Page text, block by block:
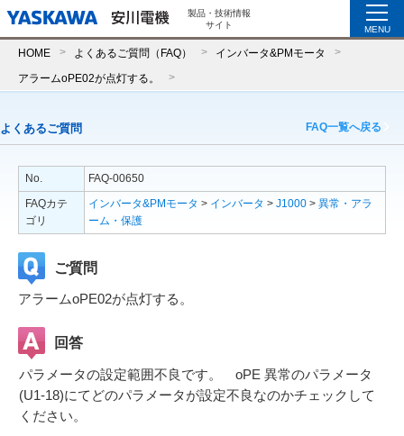
製品・技術情報
サイト
MENU
HOME よくあるご質問（FAQ） インバータ&PMモータ
アラームoPE02が点灯する。
よくあるご質問 FAQ一覧へ戻る
No.
FAQ-00650
FAQカテ
ゴリ
インバータ&PMモータ > インバータ > J1000 > 異常・アラ
ーム・保護
ご質問
アラームoPE02が点灯する。
回答
パラメータの設定範囲不良です。 oPE 異常のパラメータ
(U1-18)にてどのパラメータが設定不良なのかチェックして
ください。